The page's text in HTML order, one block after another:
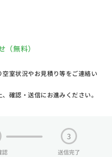
無料）
室状況やお見積り等をご連絡い
確認・送信にお進みください。
認
3
送信完了